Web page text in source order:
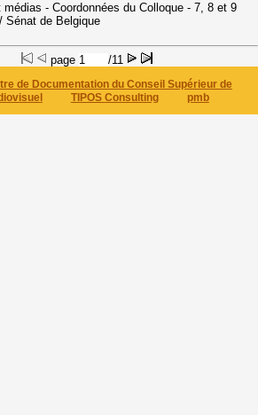
- Coordonnées du Colloque - 7, 8 et 9
Sénat de Belgique
page /11
de Documentation du Conseil Supérieur de
TIPOS Consulting pmb